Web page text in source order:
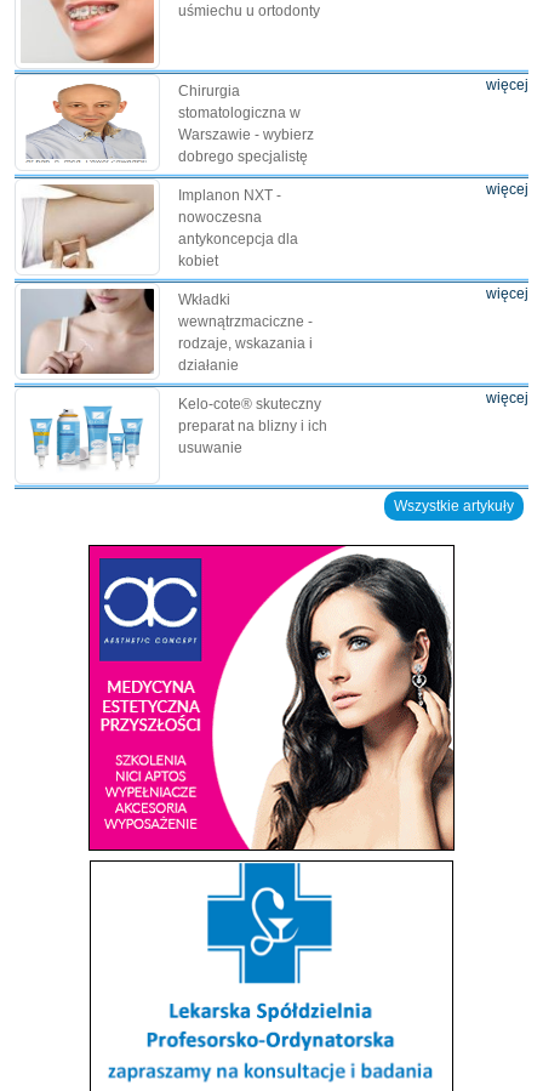
uśmiechu u ortodonty
Chirurgia
stomatologiczna w
Warszawie - wybierz
dobrego specjalistę
więcej
Implanon NXT -
nowoczesna
antykoncepcja dla
kobiet
więcej
Wkładki
wewnątrzmaciczne -
rodzaje, wskazania i
działanie
więcej
Kelo-cote® skuteczny
preparat na blizny i ich
usuwanie
więcej
Wszystkie artykuły